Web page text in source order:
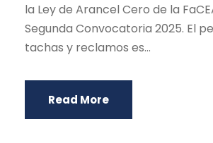
la Ley de Arancel Cero de la
Segunda Convocatoria 2025. El
tachas y reclamos es...
Read More